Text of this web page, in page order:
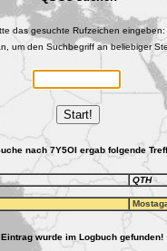
das gesuchte Rufzeichen eingeben:
um den Suchbegriff an beliebiger
Start!
nach 7Y5OI ergab folgende
QTH
wurde im Logbuch gefunden!